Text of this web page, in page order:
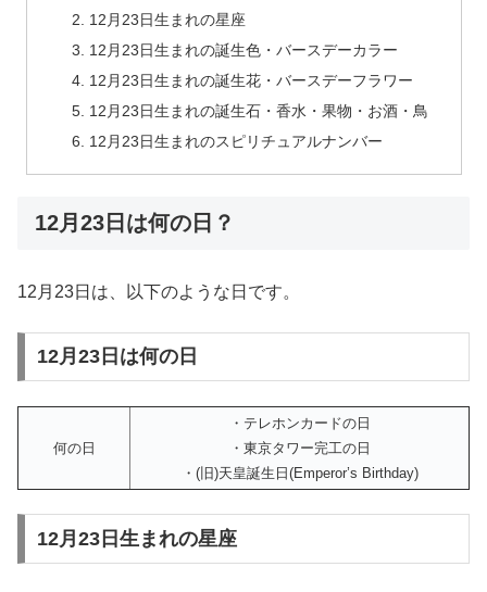
12月23日生まれの星座
12月23日生まれの誕生色・バースデーカラー
12月23日生まれの誕生花・バースデーフラワー
12月23日生まれの誕生石・香水・果物・お酒・鳥
12月23日生まれのスピリチュアルナンバー
12月23日は何の日？
12月23日は、以下のような日です。
12月23日は何の日
何の日
・テレホンカードの日
・東京タワー完工の日
・(旧)天皇誕生日(Emperor’s Birthday)
12月23日生まれの星座